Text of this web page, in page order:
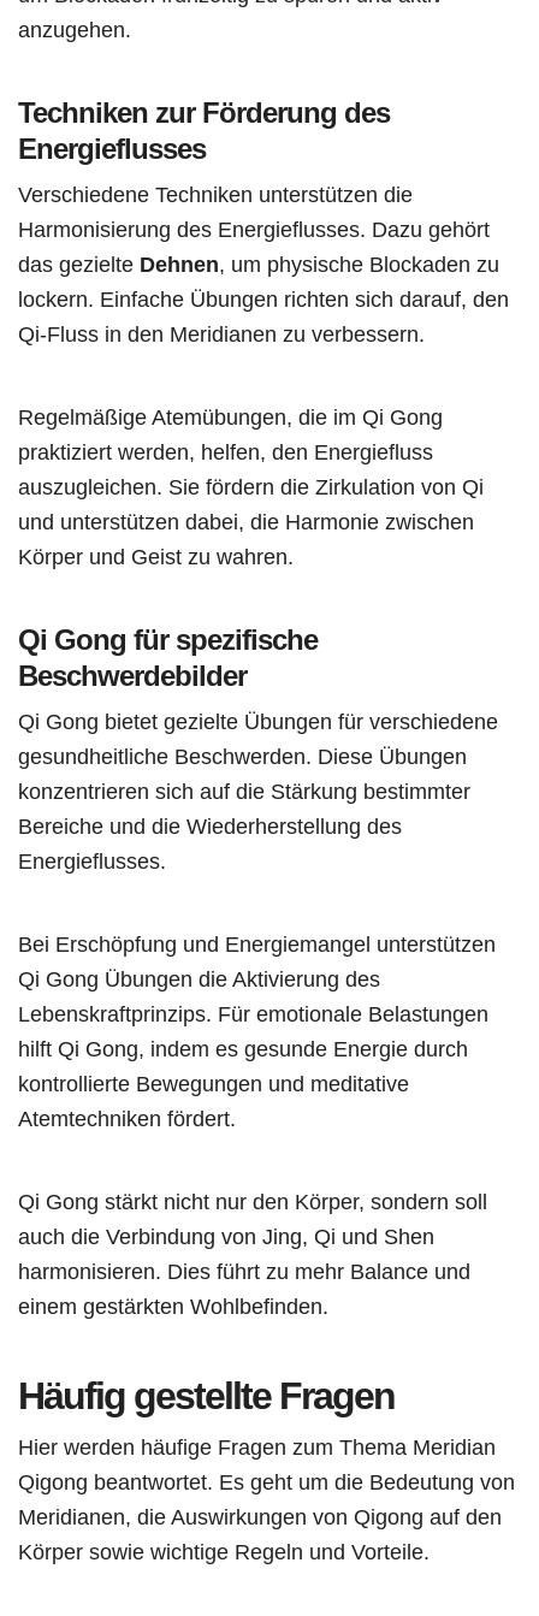
anzugehen.
Techniken zur Förderung des
Energieflusses
Verschiedene Techniken unterstützen die
Harmonisierung des Energieflusses. Dazu gehört
das gezielte Dehnen, um physische Blockaden zu
lockern. Einfache Übungen richten sich darauf, den
Qi-Fluss in den Meridianen zu verbessern.
Regelmäßige Atemübungen, die im Qi Gong
praktiziert werden, helfen, den Energiefluss
auszugleichen. Sie fördern die Zirkulation von Qi
und unterstützen dabei, die Harmonie zwischen
Körper und Geist zu wahren.
Qi Gong für spezifische
Beschwerdebilder
Qi Gong bietet gezielte Übungen für verschiedene
gesundheitliche Beschwerden. Diese Übungen
konzentrieren sich auf die Stärkung bestimmter
Bereiche und die Wiederherstellung des
Energieflusses.
Bei Erschöpfung und Energiemangel unterstützen
Qi Gong Übungen die Aktivierung des
Lebenskraftprinzips. Für emotionale Belastungen
hilft Qi Gong, indem es gesunde Energie durch
kontrollierte Bewegungen und meditative
Atemtechniken fördert.
Qi Gong stärkt nicht nur den Körper, sondern soll
auch die Verbindung von Jing, Qi und Shen
harmonisieren. Dies führt zu mehr Balance und
einem gestärkten Wohlbefinden.
Häufig gestellte Fragen
Hier werden häufige Fragen zum Thema Meridian
Qigong beantwortet. Es geht um die Bedeutung von
Meridianen, die Auswirkungen von Qigong auf den
Körper sowie wichtige Regeln und Vorteile.